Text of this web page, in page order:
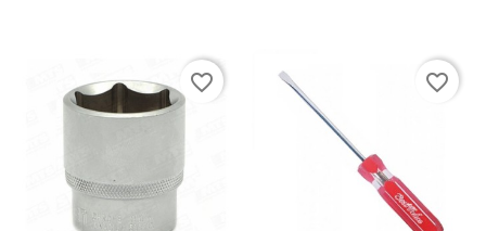
favorite_border favorite_border